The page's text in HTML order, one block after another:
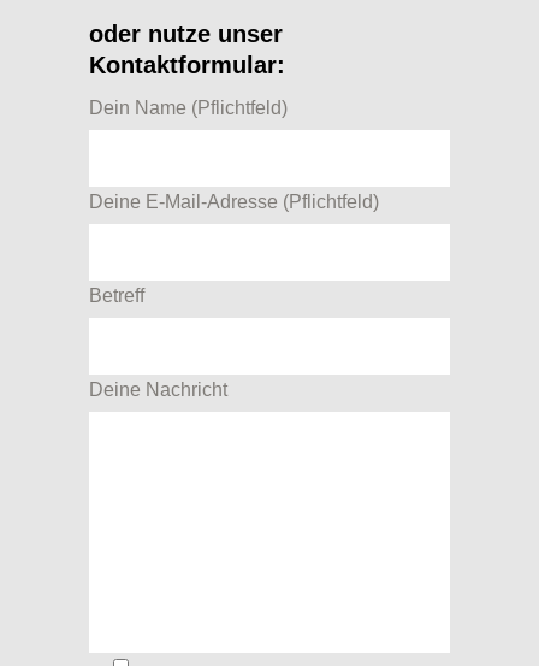
oder nutze unser
Kontaktformular:
Dein Name (Pflichtfeld)
Deine E-Mail-Adresse (Pflichtfeld)
Betreff
Deine Nachricht